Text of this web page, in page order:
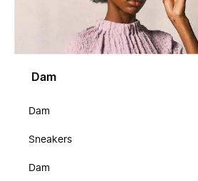
Dam
Dam
Sneakers
Dam